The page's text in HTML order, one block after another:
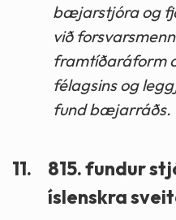
bæjarstjóra og
við
framtíðaráform
félagsins og
fund bæjarráðs.
11.
815. fundur
íslenskra